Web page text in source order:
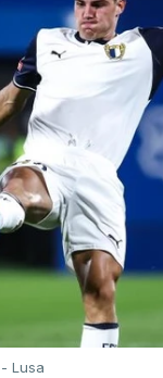
Lusa